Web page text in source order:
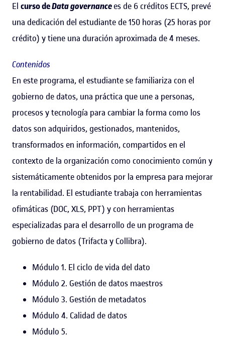
El curso deData governancees de 6 créditos ECTS, prevé
una dedicación del estudiante de 150 horas (25 horas por
crédito) y tiene una duración aproximada de 4 meses.
Contenidos
En este programa, el estudiante se familiariza con el
gobierno de datos, una práctica que une a personas,
procesos y tecnología para cambiar la forma como los
datos son adquiridos, gestionados, mantenidos,
transformados en información, compartidos en el
contexto de la organización como conocimiento común y
sistemáticamente obtenidos por la empresa para mejorar
la rentabilidad. El estudiante trabaja con herramientas
ofimáticas (DOC, XLS, PPT) y con herramientas
especializadas para el desarrollo de un programa de
gobierno de datos (Trifacta y Collibra).
Módulo 1. El ciclo de vida del dato
Módulo 2. Gestión de datos maestros
Módulo 3. Gestión de metadatos
Módulo 4. Calidad de datos
Módulo 5.